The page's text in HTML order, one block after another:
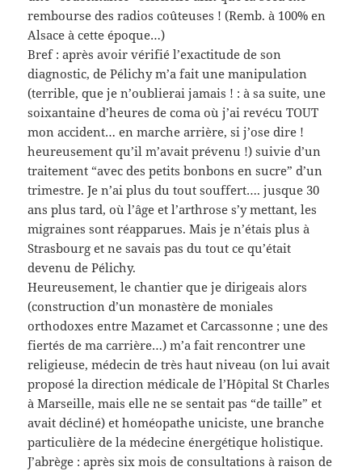
rembourse des radios coûteuses ! (Remb. à 100% en
Alsace à cette époque…)
Bref : après avoir vérifié l’exactitude de son
diagnostic, de Pélichy m’a fait une manipulation
(terrible, que je n’oublierai jamais ! : à sa suite, une
soixantaine d’heures de coma où j’ai revécu TOUT
mon accident… en marche arrière, si j’ose dire !
heureusement qu’il m’avait prévenu !) suivie d’un
traitement “avec des petits bonbons en sucre” d’un
trimestre. Je n’ai plus du tout souffert…. jusque 30
ans plus tard, où l’âge et l’arthrose s’y mettant, les
migraines sont réapparues. Mais je n’étais plus à
Strasbourg et ne savais pas du tout ce qu’était
devenu de Pélichy.
Heureusement, le chantier que je dirigeais alors
(construction d’un monastère de moniales
orthodoxes entre Mazamet et Carcassonne ; une des
fiertés de ma carrière…) m’a fait rencontrer une
religieuse, médecin de très haut niveau (on lui avait
proposé la direction médicale de l’Hôpital St Charles
à Marseille, mais elle ne se sentait pas “de taille” et
avait décliné) et homéopathe uniciste, une branche
particulière de la médecine énergétique holistique.
J’abrège : après six mois de consultations à raison de